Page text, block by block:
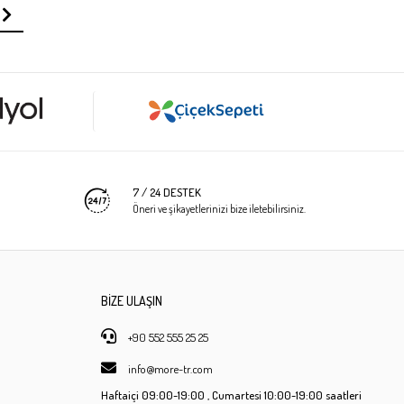
7 / 24 DESTEK
Öneri ve şikayetlerinizi bize iletebilirsiniz.
BİZE ULAŞIN
+90 552 555 25 25
info@more-tr.com
Haftaiçi 09:00-19:00 , Cumartesi10:00-19:00 saatleri